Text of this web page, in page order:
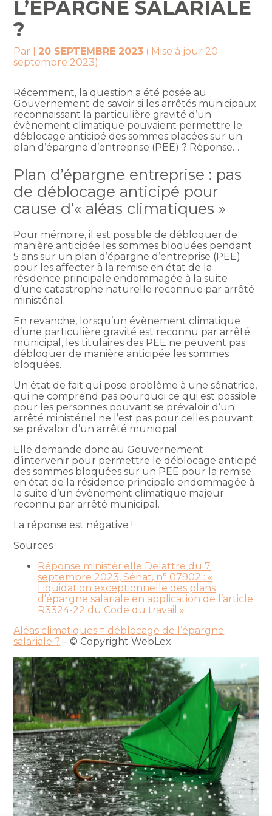
L’ÉPARGNE SALARIALE
?
Par 20 SEPTEMBRE 2023 ( Mise à jour 20
septembre 2023)
Récemment, la question a été posée au
Gouvernement de savoir si les arrêtés municipaux
reconnaissant la particulière gravité d’un
évènement climatique pouvaient permettre le
déblocage anticipé des sommes placées sur un
plan d’épargne d’entreprise (PEE) ? Réponse…
Plan d’épargne entreprise : pas
de déblocage anticipé pour
cause d’« aléas climatiques »
Pour mémoire, il est possible de débloquer de
manière anticipée les sommes bloquées pendant
5 ans sur un plan d’épargne d’entreprise (PEE)
pour les affecter à la remise en état de la
résidence principale endommagée à la suite
d’une catastrophe naturelle reconnue par arrêté
ministériel.
En revanche, lorsqu’un évènement climatique
d’une particulière gravité est reconnu par arrêté
municipal, les titulaires des PEE ne peuvent pas
débloquer de manière anticipée les sommes
bloquées.
Un état de fait qui pose problème à une sénatrice,
qui ne comprend pas pourquoi ce qui est possible
pour les personnes pouvant se prévaloir d’un
arrêté ministériel ne l’est pas pour celles pouvant
se prévaloir d’un arrêté municipal.
Elle demande donc au Gouvernement
d’intervenir pour permettre le déblocage anticipé
des sommes bloquées sur un PEE pour la remise
en état de la résidence principale endommagée à
la suite d’un évènement climatique majeur
reconnu par arrêté municipal.
La réponse est négative !
Sources :
Réponse ministérielle Delattre du 7
septembre 2023, Sénat, n° 07902 : «
Liquidation exceptionnelle des plans
d’épargne salariale en application de l’article
R3324-22 du Code du travail »
Aléas climatiques = déblocage de l’épargne
salariale ? – © Copyright WebLex